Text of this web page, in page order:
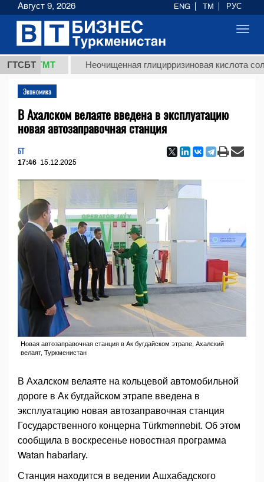
ГТСБТ
ТМТ Неочищенная глицирризиновая кислота
Экономика
В Ахалском велаяте введена в эксплуатацию
новая автозаправочная станция
БТ
17:46 15.12.2025
Новая автозаправочная станция в Ак бугдайском этрапе, Ахалский
велаят, Туркменистан
В Ахалском велаяте на кольцевой автомобильной
дороге в Ак бугдайском этрапе введена в
эксплуатацию новая автозаправочная станция
Государственного концерна Türkmennebit. Об этом
сообщила в воскресенье новостная программа
Watan habarlary.
Станция находится в ведении Ашхабадского
Август 9, 2026 ENG TM РУС